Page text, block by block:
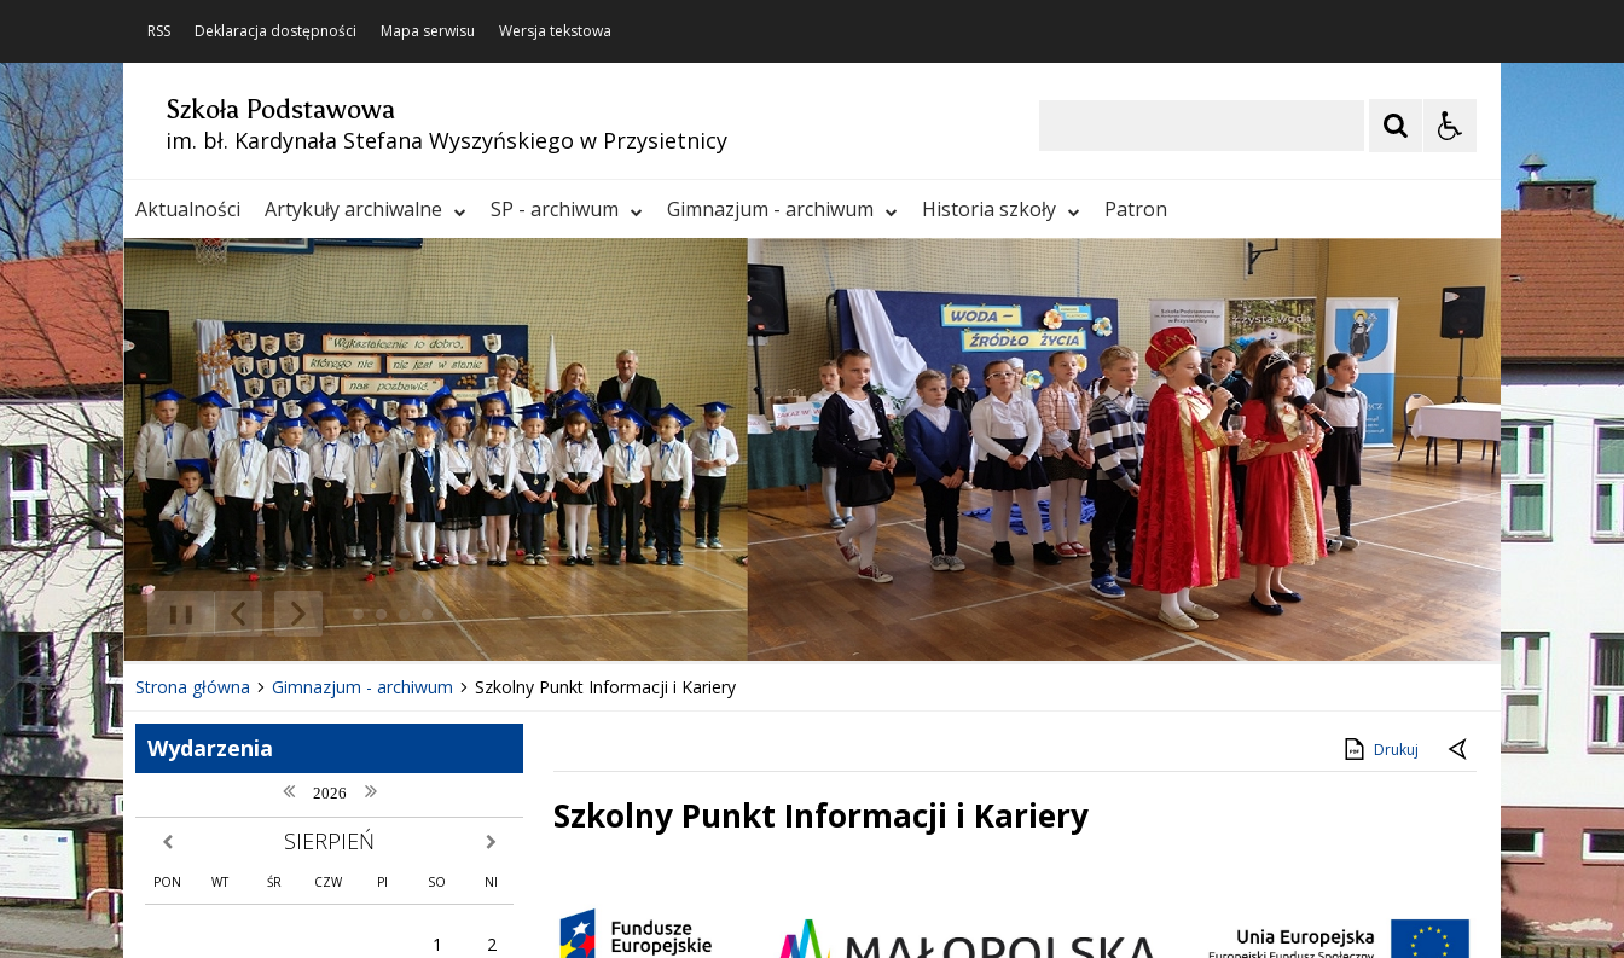
RSS Deklaracja dostępności Mapa serwisu Wersja tekstowa
Szkoła Podstawowa
im. bł. Kardynała Stefana Wyszyńskiego w Przysietnicy
Aktualności Artykuły archiwalne SP - archiwum Gimnazjum - archiwum Historia szkoły Patron
Poprzedni Element
Następny Element
❚❚
Strona główna Gimnazjum - archiwum Szkolny Punkt Informacji i Kariery
Wydarzenia
poprzedni rok
2026 następny rok
poprzedni miesiąc SIERPIEŃ następny miesiąc
PON WT ŚR CZW PI SO NI
1 2
Drukuj
Szkolny Punkt Informacji i Kariery